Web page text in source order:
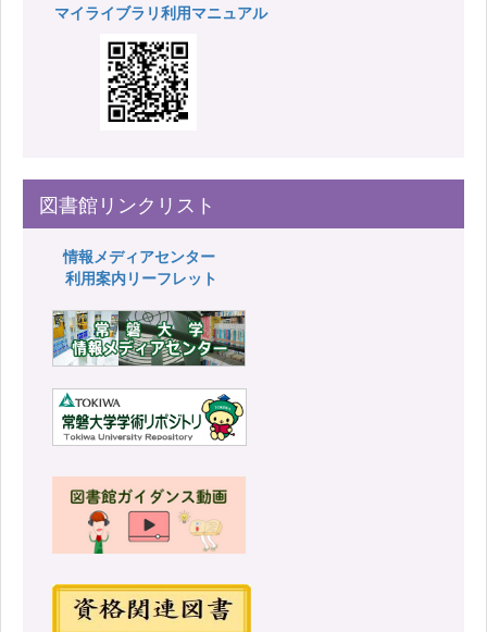
マイライブラリ利用マニュアル
図書館リンクリスト
情報メディアセンター
利用案内リーフレット